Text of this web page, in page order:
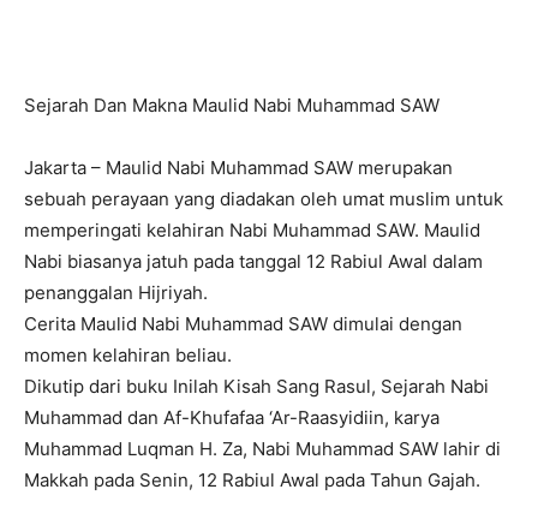
Sejarah Dan Makna Maulid Nabi Muhammad SAW
Jakarta – Maulid Nabi Muhammad SAW merupakan
sebuah perayaan yang diadakan oleh umat muslim untuk
memperingati kelahiran Nabi Muhammad SAW. Maulid
Nabi biasanya jatuh pada tanggal 12 Rabiul Awal dalam
penanggalan Hijriyah.
Cerita Maulid Nabi Muhammad SAW dimulai dengan
momen kelahiran beliau.
Dikutip dari buku Inilah Kisah Sang Rasul, Sejarah Nabi
Muhammad dan Af-Khufafaa ‘Ar-Raasyidiin, karya
Muhammad Luqman H. Za, Nabi Muhammad SAW lahir di
Makkah pada Senin, 12 Rabiul Awal pada Tahun Gajah.